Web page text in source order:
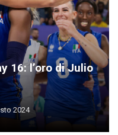
16: l’oro di Julio
2024